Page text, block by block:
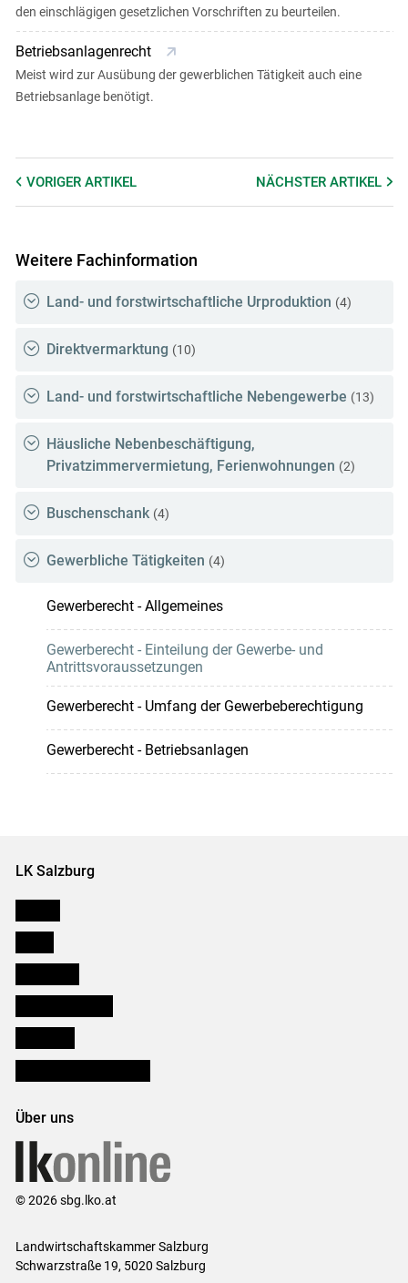
den einschlägigen gesetzlichen Vorschriften zu beurteilen.
Betriebsanlagenrecht
Meist wird zur Ausübung der gewerblichen Tätigkeit auch eine
Betriebsanlage benötigt.
VORIGER ARTIKEL NÄCHSTERARTIKEL
Weitere Fachinformation
Land- und forstwirtschaftliche Urproduktion (4)
Direktvermarktung (10)
Land- und forstwirtschaftliche Nebengewerbe (13)
Häusliche Nebenbeschäftigung,
Privatzimmervermietung, Ferienwohnungen (2)
Buschenschank (4)
Gewerbliche Tätigkeiten (4)
Gewerberecht - Allgemeines
Gewerberecht - Einteilung der Gewerbe- und
Antrittsvoraussetzungen
Gewerberecht - Umfang der Gewerbeberechtigung
Gewerberecht - Betriebsanlagen
LK Salzburg
Über uns
© 2026 sbg.lko.at
Landwirtschaftskammer Salzburg
Schwarzstraße 19, 5020 Salzburg